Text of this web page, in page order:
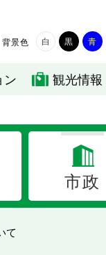
背景色 白 黒 青
ン 観光情報
市政
て